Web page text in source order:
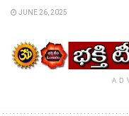
JUNE 26, 2025